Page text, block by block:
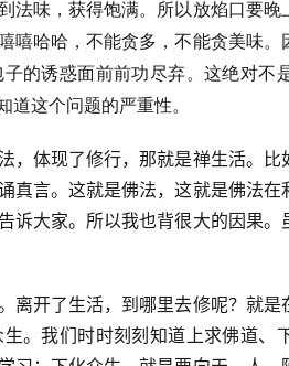
法味，获得饱满。所以放焰口要晚
哈哈，不能贪多，不能贪美味。
的诱惑面前前功尽弃。这绝对不
道这个问题的严重性。
，体现了修行，那就是禅生活。
真言。这就是佛法，这就是佛法
诉大家。所以我也背很大的因果
开了生活，到哪里去修呢？就是
。我们时时刻刻知道上求佛道、